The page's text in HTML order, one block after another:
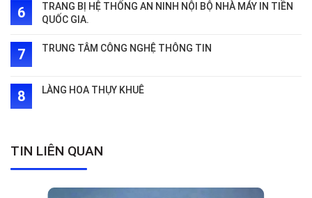
TRANG BỊ HỆ THỐNG AN NINH NỘI BỘ NHÀ MÁY IN TIỀN
QUỐC GIA.
TRUNG TÂM CÔNG NGHỆ THÔNG TIN
LÀNG HOA THỤY KHUÊ
TIN LIÊN QUAN